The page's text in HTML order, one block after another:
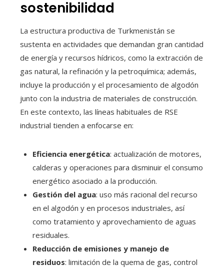
sostenibilidad
La estructura productiva de Turkmenistán se
sustenta en actividades que demandan gran cantidad
de energía y recursos hídricos, como la extracción de
gas natural, la refinación y la petroquímica; además,
incluye la producción y el procesamiento de algodón
junto con la industria de materiales de construcción.
En este contexto, las líneas habituales de RSE
industrial tienden a enfocarse en:
Eficiencia energética: actualización de motores,
calderas y operaciones para disminuir el consumo
energético asociado a la producción.
Gestión del agua: uso más racional del recurso
en el algodón y en procesos industriales, así
como tratamiento y aprovechamiento de aguas
residuales.
Reducción de emisiones y manejo de
residuos: limitación de la quema de gas, control